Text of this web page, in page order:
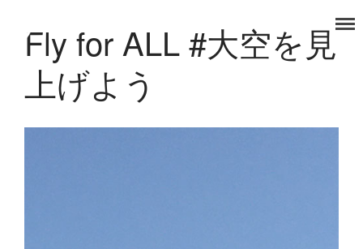
TOP
タノコマ
狛江を楽しもう！
Fly for ALL #大空を見
上げよう